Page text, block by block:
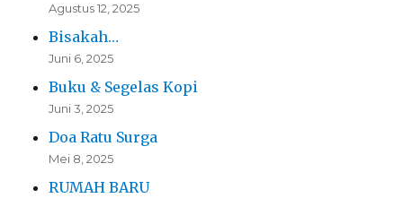
Agustus 12, 2025
Bisakah…
Juni 6, 2025
Buku & Segelas Kopi
Juni 3, 2025
Doa Ratu Surga
Mei 8, 2025
RUMAH BARU